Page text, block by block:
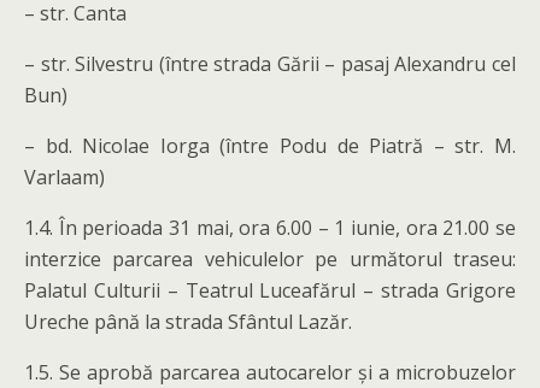
– str. Canta
– str. Silvestru (între strada Gării – pasaj Alexandru cel
Bun)
– bd. Nicolae Iorga (între Podu de Piatră – str. M.
Varlaam)
1.4. În perioada 31 mai, ora 6.00 – 1 iunie, ora 21.00 se
interzice parcarea vehiculelor pe următorul traseu:
Palatul Culturii – Teatrul Luceafărul – strada Grigore
Ureche până la strada Sfântul Lazăr.
1.5. Se aprobă parcarea autocarelor și a microbuzelor